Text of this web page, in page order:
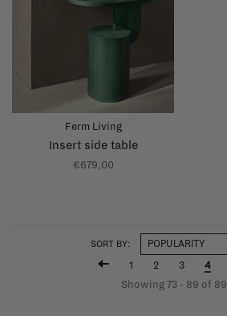
Ferm Living
Insert side table
€679,00
SORT BY:
1 2 3
4
Showing 73 - 89 of 89